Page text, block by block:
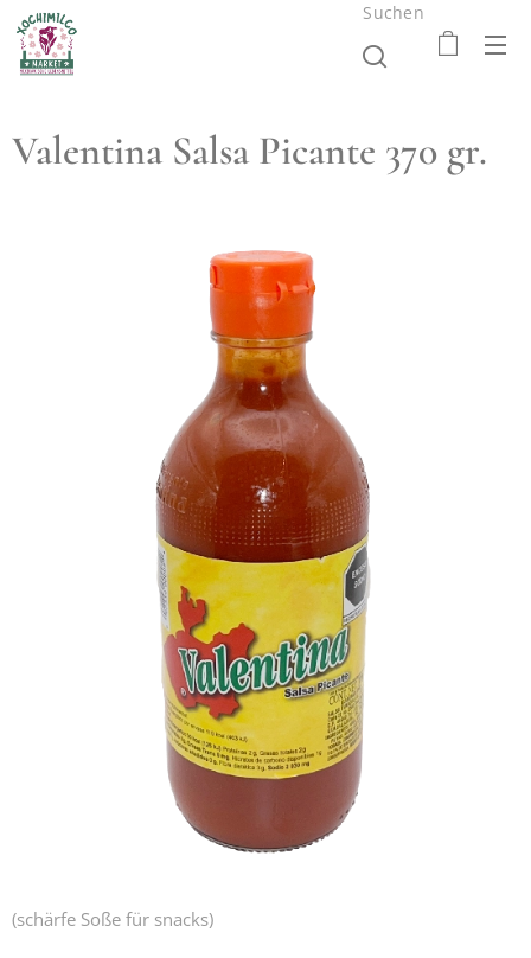
Suchen
Valentina Salsa Picante 370 gr.
(schärfe Soße für snacks)